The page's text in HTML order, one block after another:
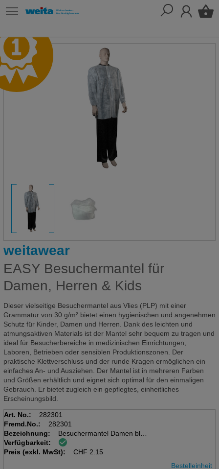
weitawear
EASY Besuchermantel für
Damen, Herren & Kids
Dieser vielseitige Besuchermantel aus Vlies (PLP) mit einer
Grammatur von 30 g/m² bietet einen hygienischen und angenehmen
Schutz für Kinder, Damen und Herren. Dank des leichten und
atmungsaktiven Materials ist der Mantel sehr bequem zu tragen und
ideal für Besucherbereiche in medizinischen Einrichtungen,
Laboren, Betrieben oder sensiblen Produktionszonen. Der
praktische Klettverschluss und der runde Kragen ermöglichen ein
einfaches An- und Ausziehen. Der Mantel ist in mehreren Farben
und Größen erhältlich und eignet sich optimal für den einmaligen
Gebrauch. Er bietet zugleich ein gepflegtes, einheitliches
Erscheinungsbild.
Art. No.:
282301
Fremd.No.:
282301
Bezeichnung:
Besuchermantel Damen blau
aus Vlies PLP 30 gr/m2 mit
Klettverschluss, 68 x 117 cm
Verfügbarkeit:
Preis (exkl. MwSt):
CHF 2.15
Bestelleinheit